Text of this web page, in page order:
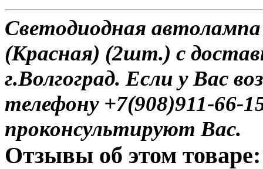
Светодиодная
(Красная) (2шт.) с
г.Волгоград. Если у Вас
телефону +7(908)911-
проконсультируют Вас.
Отзывы об этом товаре: